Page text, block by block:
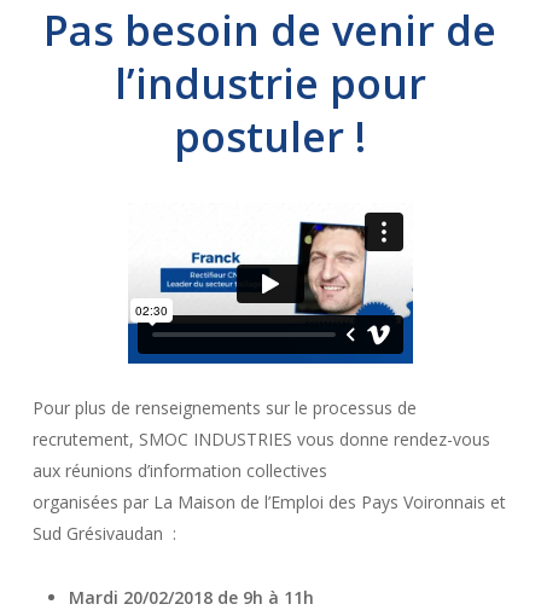
Pas besoin de venir de
l’industrie pour
postuler !
Pour plus de renseignements sur le processus de
recrutement, SMOC INDUSTRIES vous donne rendez-vous
aux réunions d’information collectives
organisées par La Maison de l’Emploi des Pays Voironnais et
Sud Grésivaudan :
Mardi 20/02/2018 de 9h à 11h